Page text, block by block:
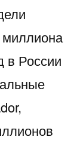
миллиона
в России